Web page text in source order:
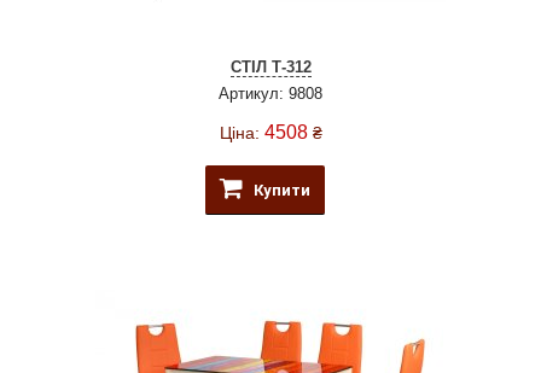
СТІЛ Т-312
Артикул: 9808
Ціна: 4508 ₴
Купити